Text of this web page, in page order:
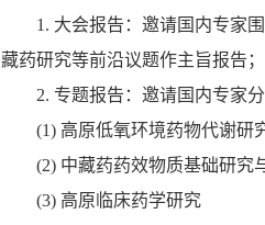
1. 大会报告：邀请国内专家
藏药研究等前沿议题作主旨报告；
2. 专题报告：邀请国内专家
(1) 高原低氧环境药物代谢研
(2) 中藏药药效物质基础研究
(3) 高原临床药学研究